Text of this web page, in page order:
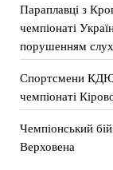
Параплавці з
чемпіонаті
порушенням
Спортсмени
чемпіонаті
Чемпіонський
Верховена